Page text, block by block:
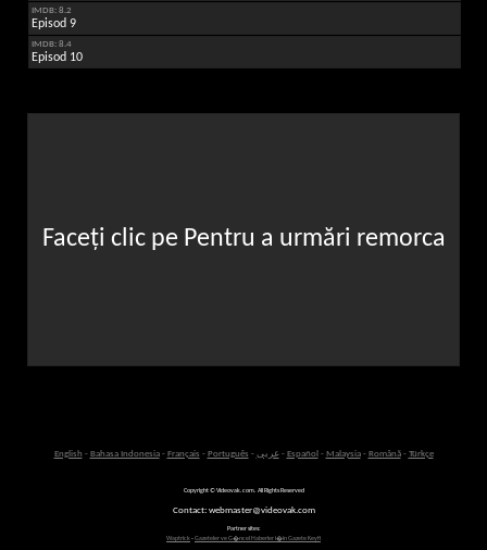
IMDB: 8.2
Episod 9
IMDB: 8.4
Episod 10
Faceți clic pe Pentru a urmări remorca
English - Bahasa Indonesia- Français - Português - عربى- Español - Malaysia- Română- Türkçe
Copyright © Videovak.com. All Rights Reserved
Contact: webmaster@videovak.com
Partner sites:
Waptrick-Gazeteler ve G�ncel Haberler i�in Gazete Keyfi